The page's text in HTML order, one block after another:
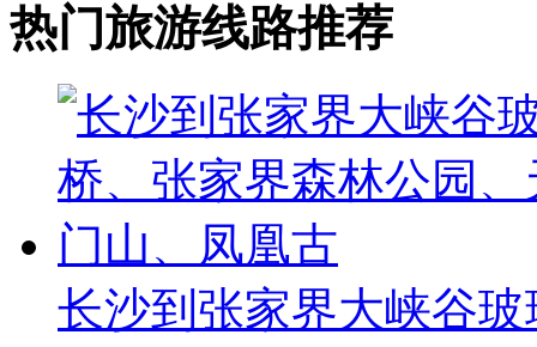
热门旅游线路推荐
长沙到张家界大峡谷